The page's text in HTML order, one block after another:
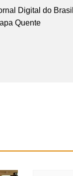
Digital do
Quente